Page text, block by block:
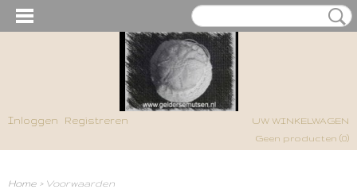
Inloggen Registreren
UW WINKELWAGEN
Geen producten (0)
Home > Voorwaarden